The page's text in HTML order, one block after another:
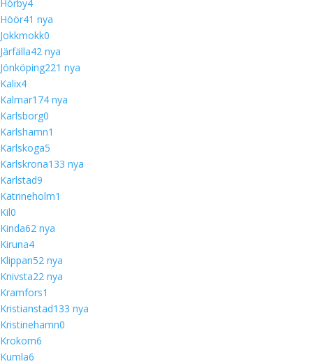
Hörby4
Höör41 nya
Jokkmokk0
Järfälla42 nya
Jönköping221 nya
Kalix4
Kalmar174 nya
Karlsborg0
Karlshamn1
Karlskoga5
Karlskrona133 nya
Karlstad9
Katrineholm1
Kil0
Kinda62 nya
Kiruna4
Klippan52 nya
Knivsta22 nya
Kramfors1
Kristianstad133 nya
Kristinehamn0
Krokom6
Kumla6